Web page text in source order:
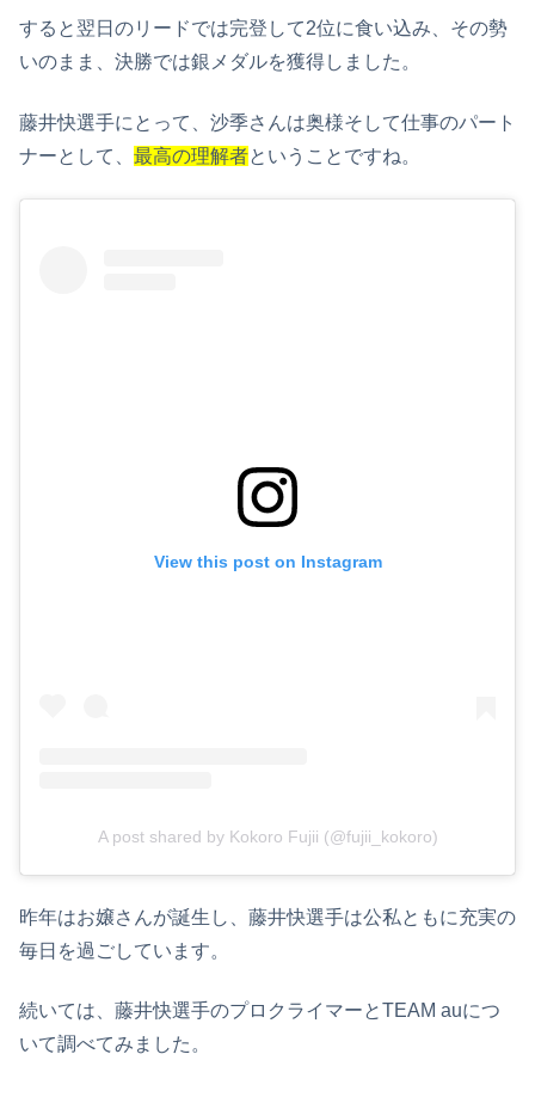
すると翌日のリードでは完登して2位に食い込み、その勢
いのまま、決勝では銀メダルを獲得しました。
藤井快選手にとって、沙季さんは奥様そして仕事のパート
ナーとして、 最高の理解者ということですね。
View this post on Instagram
A post shared by Kokoro Fujii (@fujii_kokoro)
昨年はお嬢さんが誕生し、藤井快選手は公私ともに充実の
毎日を過ごしています。
続いては、藤井快選手のプロクライマーとTEAM auにつ
いて調べてみました。